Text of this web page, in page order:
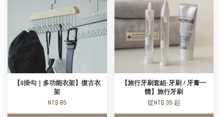
【8掛勾｜多功能衣架】復古衣
架
NT$ 85
【旅行牙刷套組-牙刷 / 牙膏一
體】旅行牙刷
從NT$ 35 起